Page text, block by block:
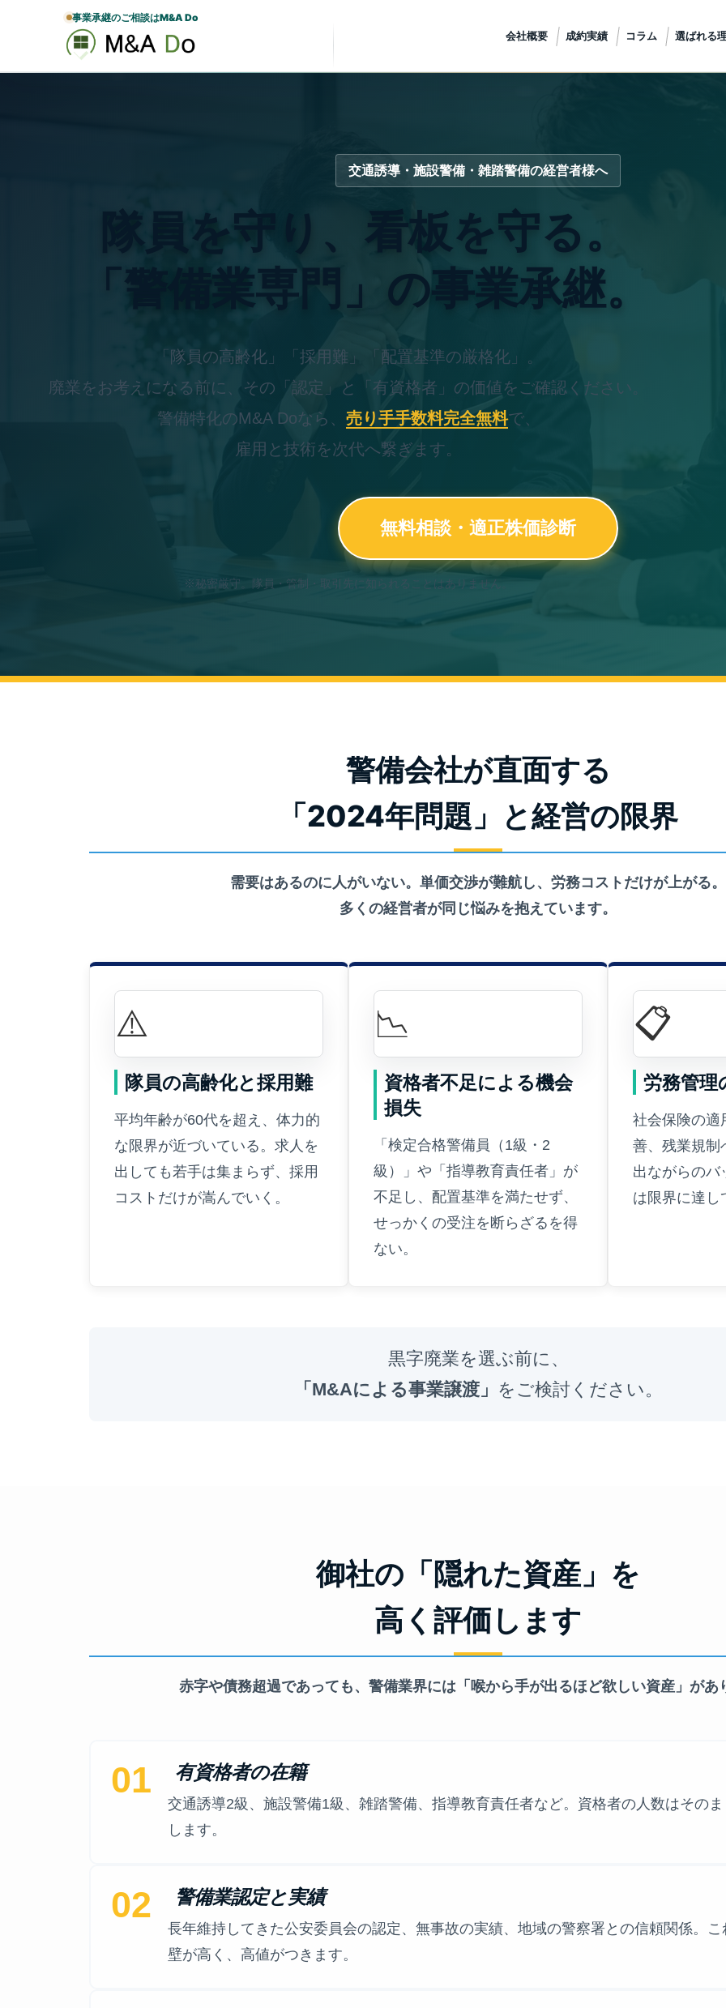
事業承継のご相談はM&A Do
会社概要 成約実績 コラム 選ばれる
交通誘導・施設警備・雑踏警備の経営者様へ
隊員を守り、看板を守る。
「警備業専門」の事業承継。
「隊員の高齢化」「採用難」「配置基準の厳格化」。
廃業をお考えになる前に、その「認定」と「有資格者」の価値をご確認ください。
警備特化のM&A Doなら、 売り手手数料完全無料で、
雇用と技術を次代へ繋ぎます。
無料相談・適正株価診断
※秘密厳守。隊員・管制・取引先に知られることはありません。
警備会社が直面する
「2024年問題」と経営の限界
需要はあるのに人がいない。単価交渉が難航し、労務コストだけが上がる。
多くの経営者が同じ悩みを抱えています。
⚠️
隊員の高齢化と採用難
平均年齢が60代を超え、体力的
な限界が近づいている。求人を
出しても若手は集まらず、採用
コストだけが嵩んでいく。
📉
資格者不足による機会
損失
「検定合格警備員（1級・2
級）」や「指導教育責任者」が
不足し、配置基準を満たせず、
せっかくの受注を断らざるを得
ない。
📋
労務管理
社会保険の適
善、残業規制
出ながらのバ
は限界に達し
黒字廃業を選ぶ前に、
「M&Aによる事業譲渡」 をご検討ください。
御社の「隠れた資産」を
高く評価します
赤字や債務超過であっても、警備業界には「喉から手が出るほど欲しい資産」があ
01 有資格者の在籍
交通誘導2級、施設警備1級、雑踏警備、指導教育責任者など。資格者の人数はその
します。
02 警備業認定と実績
長年維持してきた公安委員会の認定、無事故の実績、地域の警察署との信頼関係。
壁が高く、高値がつきます。